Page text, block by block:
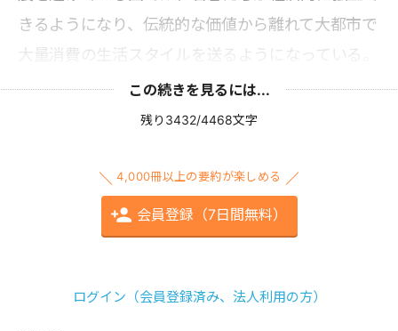
きるようになり、伝統的な価値から離れて大都市で
大量消費の生活スタイルを送るようになっている。
この続きを見るには...
残り3432/4468文字
4,000冊以上の要約が楽しめる
会員登録（7日間無料）
ログイン（会員登録済み、法人利用の方）